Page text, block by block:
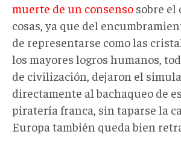
muerte de un consenso sobre el
cosas, ya que del
de representarse como las
los mayores logros humanos,
de civilización, dejaron el
directamente al bachaqueo de
piratería franca, sin taparse la
Europa también queda bien